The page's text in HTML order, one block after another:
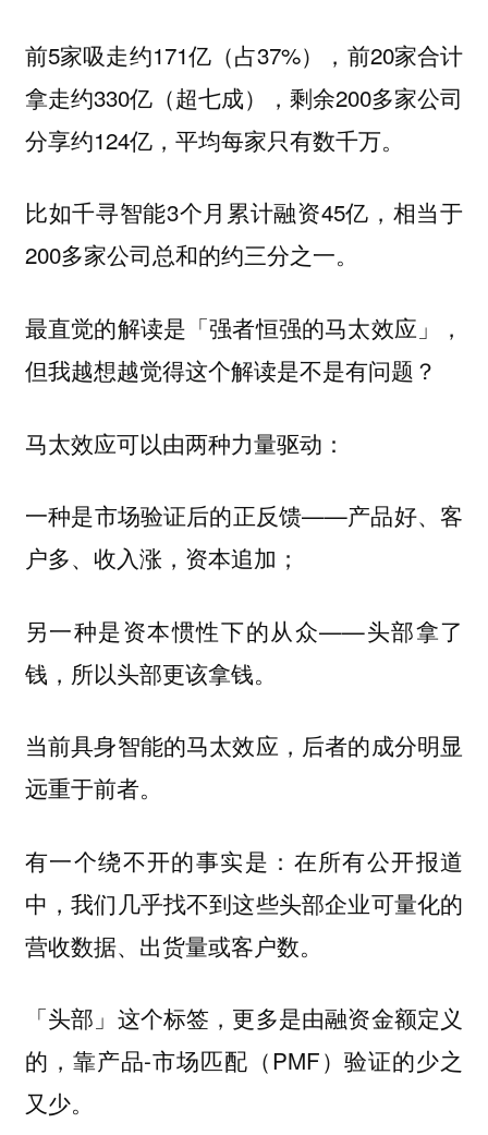
前5家吸走约171亿（占37%），前20家合计
拿走约330亿（超七成），剩余200多家公司
分享约124亿，平均每家只有数千万。
比如千寻智能3个月累计融资45亿，相当于
200多家公司总和的约三分之一。
最直觉的解读是「强者恒强的马太效应」，
但我越想越觉得这个解读是不是有问题？
马太效应可以由两种力量驱动：
一种是市场验证后的正反馈——产品好、客
户多、收入涨，资本追加；
另一种是资本惯性下的从众——头部拿了
钱，所以头部更该拿钱。
当前具身智能的马太效应，后者的成分明显
远重于前者。
有一个绕不开的事实是：在所有公开报道
中，我们几乎找不到这些头部企业可量化的
营收数据、出货量或客户数。
「头部」这个标签，更多是由融资金额定义
的，靠产品-市场匹配（PMF）验证的少之
又少。